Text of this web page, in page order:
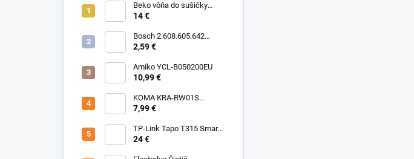
Beko vôňa do sušičky
Floral BFFL16 Chémia
14 €
Bosch 2.608.605.642
Brúsny list C430, 5-kusové
2,59 €
Amiko YCL-B050200EU
10,99 €
KOMA KRA-RW01S
(Rowenta Ru,Rb) Sáčky
7,99 €
TP-Link Tapo T315 Smart
teplotný a vlhkostný
24 €